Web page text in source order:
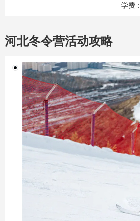
学费：
12980
河北冬令营活动攻略